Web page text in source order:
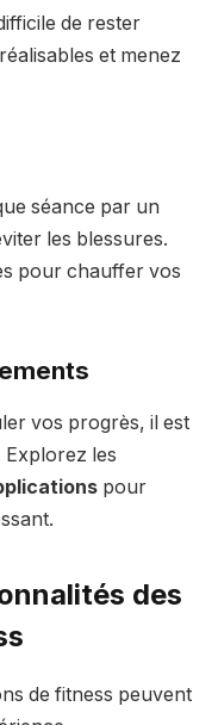
de rester
réalisables et menez
séance par un
les blessures.
pour chauffer vos
vos progrès, il est
Explorez les
pour
des
de fitness peuvent